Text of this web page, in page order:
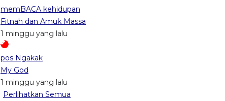
memBACA kehidupan
Fitnah dan Amuk Massa
1 minggu yang lalu
pos Ngakak
My God
1 minggu yang lalu
Perlihatkan Semua